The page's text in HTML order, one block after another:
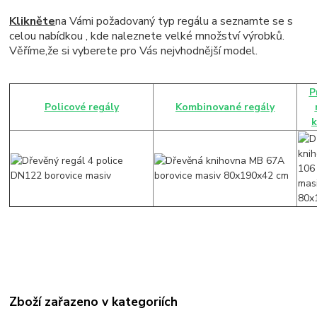
Kliknětena Vámi požadovaný typ regálu a seznamte se s
celou nabídkou , kde naleznete velké množství výrobků.
Věříme,že si vyberete pro Vás nejvhodnější model.
Policové regály Kombinované regály
Zboží zařazeno v kategoriích